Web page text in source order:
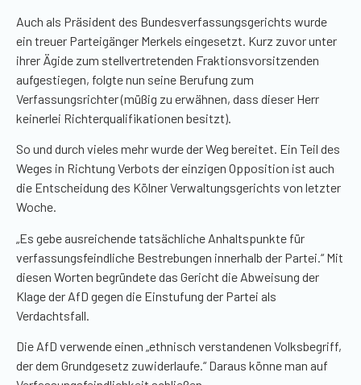
Auch als Präsident des Bundesverfassungsgerichts wurde
ein treuer Parteigänger Merkels eingesetzt. Kurz zuvor unter
ihrer Ägide zum stellvertretenden Fraktionsvorsitzenden
aufgestiegen, folgte nun seine Berufung zum
Verfassungsrichter (müßig zu erwähnen, dass dieser Herr
keinerlei Richterqualifikationen besitzt).
So und durch vieles mehr wurde der Weg bereitet. Ein Teil des
Weges in Richtung Verbots der einzigen Opposition ist auch
die Entscheidung des Kölner Verwaltungsgerichts von letzter
Woche.
„Es gebe ausreichende tatsächliche Anhaltspunkte für
verfassungsfeindliche Bestrebungen innerhalb der Partei.“ Mit
diesen Worten begründete das Gericht die Abweisung der
Klage der AfD gegen die Einstufung der Partei als
Verdachtsfall.
Die AfD verwende einen „ethnisch verstandenen Volksbegriff,
der dem Grundgesetz zuwiderlaufe.“ Daraus könne man auf